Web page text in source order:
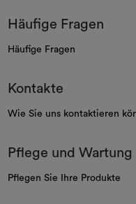
Häufige Fragen
Häufige Fragen
Kontakte
Wie Sie uns kontaktieren
Pflege und Wartung
Pflegen Sie Ihre Produkte